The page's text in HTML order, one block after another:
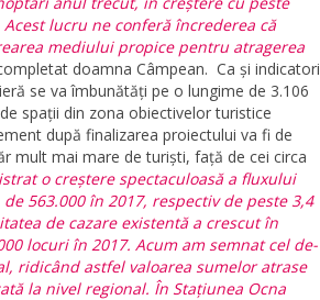
lucru ne conferă încrederea că
mediului propice pentru atragerea
doamna Câmpean. Ca și indicatori
se va îmbunătăți pe o lungime de 3.106
spații din zona obiectivelor turistice
după finalizarea proiectului va fi de
mult mai mare de turiști, față de cei circa
o creștere spectaculoasă a fluxului
563.000 în 2017, respectiv de peste 3,4
de cazare existentă a crescut în
locuri în 2017. Acum am semnat cel de-
ridicând astfel valoarea sumelor atrase
la nivel regional. În Stațiunea Ocna